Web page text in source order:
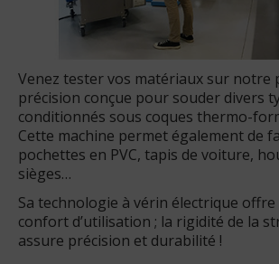
Venez tester vos matériaux sur notre
précision conçue pour souder divers
conditionnés sous coques thermo-
Cette machine permet également de
pochettes en PVC, tapis de voiture,
sièges…
Sa technologie à vérin électrique
confort d’utilisation ; la rigidité de la
assure précision et durabilité !